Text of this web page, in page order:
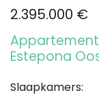
2.395.000 €
Estepona
Slaapkamers: